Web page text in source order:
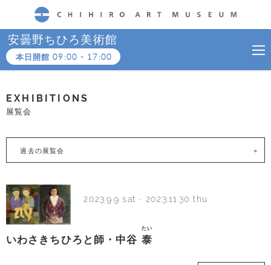
CHIHIRO ART MUSEUM
安曇野ちひろ美術館
本日開館09:00 - 17:00
EXHIBITIONS
展覧会
過去の展覧会
2023.9.9 sat - 2023.11.30 thu
いわさきちひろと師・中谷 泰
たい